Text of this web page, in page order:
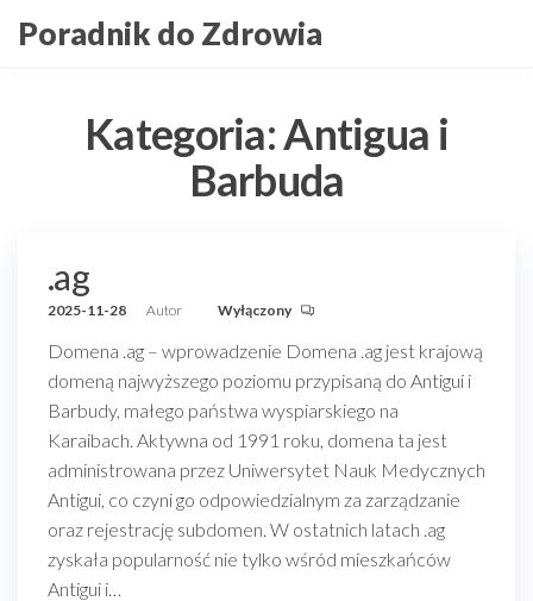
doPoradnik do Zdrowia
Kategoria:Antigua i
Barbuda
.ag
2025-11-28 Autor Wyłączony
Domena .ag – wprowadzenie Domena .ag jest krajową
domeną najwyższego poziomu przypisaną do Antigui i
Barbudy, małego państwa wyspiarskiego na
Karaibach. Aktywna od 1991 roku, domena ta jest
administrowana przez Uniwersytet Nauk Medycznych
Antigui, co czyni go odpowiedzialnym za zarządzanie
oraz rejestrację subdomen. W ostatnich latach .ag
zyskała popularność nie tylko wśród mieszkańców
Antigui i…